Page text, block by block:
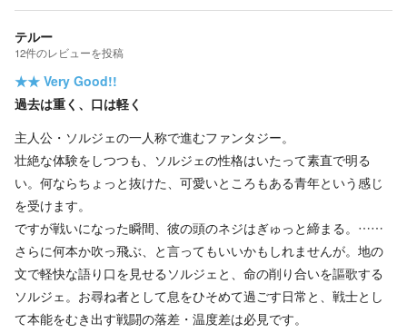
テルー
12件のレビューを投稿
★★ Very Good!!
過去は重く、口は軽く
主人公・ソルジェの一人称で進むファンタジー。
壮絶な体験をしつつも、ソルジェの性格はいたって素直で明る
い。何ならちょっと抜けた、可愛いところもある青年という感じ
を受けます。
ですが戦いになった瞬間、彼の頭のネジはぎゅっと締まる。……
さらに何本か吹っ飛ぶ、と言ってもいいかもしれませんが。地の
文で軽快な語り口を見せるソルジェと、命の削り合いを謳歌する
ソルジェ。お尋ね者として息をひそめて過ごす日常と、戦士とし
て本能をむき出す戦闘の落差・温度差は必見です。